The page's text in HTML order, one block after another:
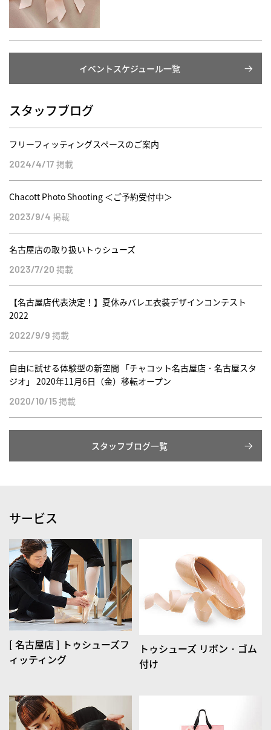
イベントスケジュール一覧
スタッフブログ
2024/4/17 掲載
フリーフィッティングスペースのご案内
2023/9/4 掲載
Chacott Photo Shooting ＜ご予約受付中＞
2023/7/20 掲載
名古屋店の取り扱いトゥシューズ
2022/9/9 掲載
【名古屋店代表決定！】夏休みバレエ衣装デザインコンテスト
2022
2020/10/15掲載
自由に試せる体験型の新空間 「チャコット名古屋店・名古屋スタ
ジオ」 2020年11月6日（金）移転オープン
スタッフブログ一覧
サービス
[ 名古屋店 ] トゥシューズフ
ィッティング
トゥシューズ リボン・ゴム
付け